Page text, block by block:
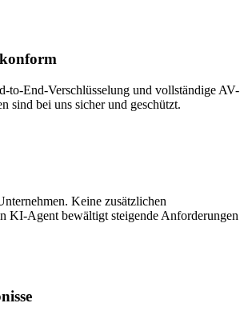
to-End-Verschlüsselung und vollständige AV-
sind bei uns sicher und geschützt.
Keine zusätzlichen
KI-Agent bewältigt steigende Anforderungen